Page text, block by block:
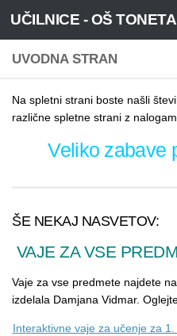
Skoči na vsebino
UVODNA STRAN
Na spletni strani boste našli
različne spletne strani z
Veliko zabave
ŠE NEKAJ NASVETOV:
VAJE ZA VSE
Vaje za vse predmete najdete
izdelala Damjana Vidmar.
Interaktivne vaje za učenje za